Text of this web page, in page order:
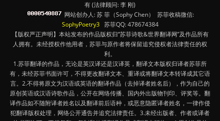
有 (法律顾问: 李 刚)
网站创办人: 苏 菲（Sophy Chen） 苏菲收稿微信:
SophyPoetry3苏菲QQ: 478674384
【版权严正声明】本站发布的作品版权归“苏菲诗歌&世界翻译网”及作品所有
人拥有。未经授权作他用者，苏菲与原作者将保留追究侵权者法律责任的权
利。
1.苏菲翻译的作品，无论是英汉译还是汉译英，翻译文本版权归译者苏菲所
有，未经苏菲书面许可，不得更改翻译文本、重译或将翻译文本转译成其它语
言。2.不得将原文为汉语或英语的翻译作品（去掉译者姓名后），作为自己的
原创英语或汉语诗歌作品，公开在网络传播、国内外出版物刊印、评奖等。翻
译作品如不随附译者姓名以及翻译前后语种，或恶意隐匿译者姓名，一律作侵
犯翻译版权处理，网络公开通告并追究法律责任。3.未经出版者、作者或译者